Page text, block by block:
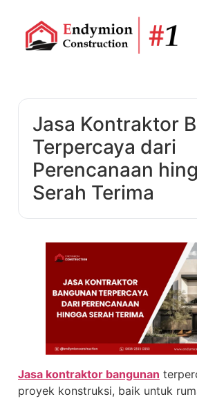
Jasa Kontraktor
Terpercaya dari
Perencanaan
Serah Terima
Jasa kontraktor bangunan
proyek konstruksi, baik untuk